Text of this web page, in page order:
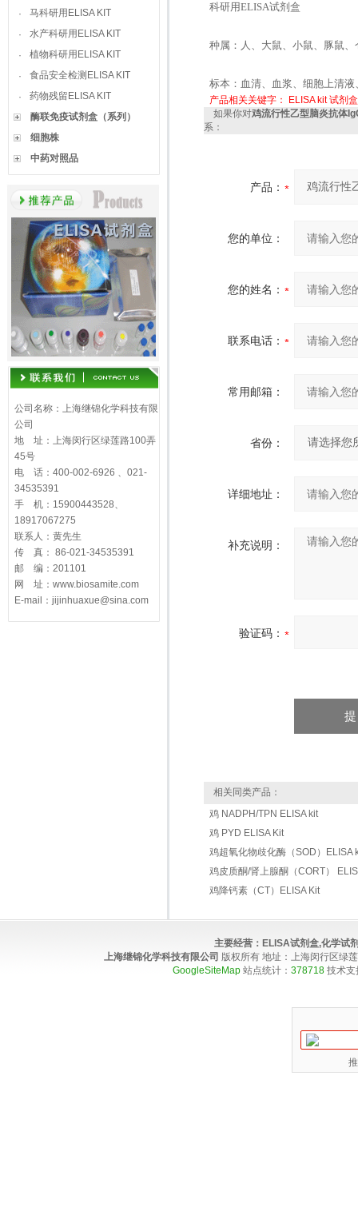
·
马科研用ELISA KIT
·
水产科研用ELISA KIT
·
植物科研用ELISA KIT
·
食品安全检测ELISA KIT
·
药物残留ELISA KIT
酶联免疫试剂盒（系列）
细胞株
中药对照品
公司名称：上海继锦化学科技有限
公司
地 址：上海闵行区绿莲路100弄
45号
电 话：400-002-6926 、021-
34535391
手 机：15900443528、
18917067275
联系人：黄先生
传 真： 86-021-34535391
邮 编：201101
网 址：www.biosamite.com
E-mail：jijinhuaxue@sina.com
科研用ELISA试剂盒
种属：人、大鼠、小鼠、豚鼠
标本：血清、血浆、细胞上清
产品相关关键字： ELISA kit 试剂盒
如果你对鸡流行性乙型脑炎抗体
系：
产品：
您的单位：
您的姓名：
联系电话：
常用邮箱：
省份：
详细地址：
补充说明：
验证码：
相关同类产品：
鸡 NADPH/TPN ELISA kit
鸡 PYD ELISA Kit
鸡超氧化物歧化酶（SOD）ELISA
鸡皮质酮/肾上腺酮（CORT）
鸡降钙素（CT）ELISA Kit
主要经营： ELISA试剂盒,化学试
上海继锦化学科技有限公司 版权所有 地址：上海闵行区绿
GoogleSiteMap 站点统计： 378718 技术支